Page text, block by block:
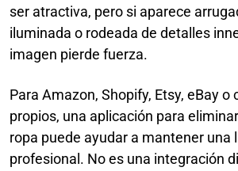
ser atractiva, pero si aparece
iluminada o rodeada de detalles
imagen pierde fuerza.
Para Amazon, Shopify, Etsy, eBay o
propios, una aplicación para
ropa puede ayudar a mantener una
profesional. No es una integración